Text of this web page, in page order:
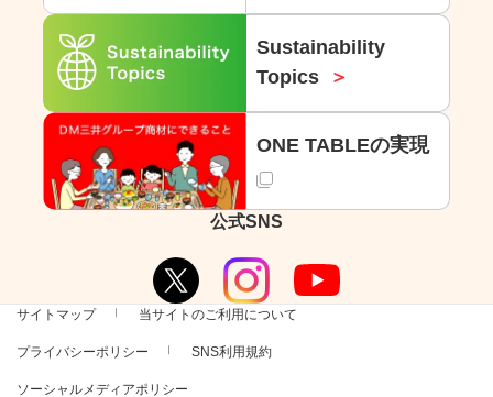
Sustainability
Topics
ONE TABLEの実現
公式SNS
サイトマップ 当サイトのご利用について
プライバシーポリシー SNS利用規約
ソーシャルメディアポリシー